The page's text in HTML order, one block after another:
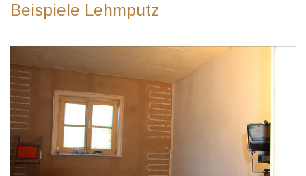
Beispiele Lehmputz